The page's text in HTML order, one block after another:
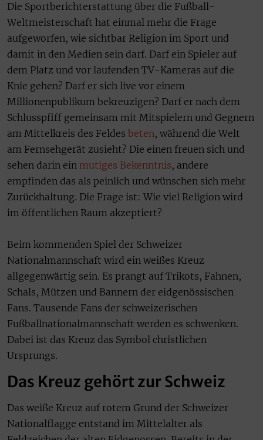
Die Sportberichterstattung über die Fußball-
Weltmeisterschaft hat einmal mehr die Frage
aufgeworfen, wie sichtbar Religion im Sport und
damit in den Medien sein darf. Darf ein Spieler auf
dem Platz und vor laufenden TV-Kameras auf die
Knie gehen? Darf er sich live vor einem
Millionenpublikum bekreuzigen? Darf er nach dem
Schlusspfiff gemeinsam mit Mitspielern und Gegnern
am Mittelkreis des Feldes beten, während die Welt
am Fernsehgerät zusieht? Die einen freuen sich und
sehen darin ein mutiges Bekenntnis, andere
empfinden das als peinlich und wünschen sich mehr
Zurückhaltung. Die Frage ist: Wie viel Religion wird
im öffentlichen Raum akzeptiert?
Beim kommenden Spiel der Schweizer
Nationalmannschaft wird ein weißes Kreuz
allgegenwärtig sein. Es prangt auf Trikots, Fahnen,
Schals, Mützen und Bannern der eidgenössischen
Fans. Tausende Fans der schweizerischen
Fußballnationalmannschaft werden es schwenken.
Dabei ist das Kreuz das Symbol christlichen
Ursprungs.
Das Kreuz gehört zur Schweiz
Das weiße Kreuz auf rotem Grund der Schweizer
Nationalflagge entstand im Mittelalter als